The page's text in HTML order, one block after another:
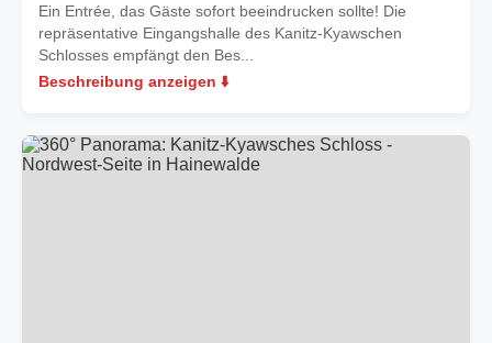
Ein Entrée, das Gäste sofort beeindrucken sollte! Die
repräsentative Eingangshalle des Kanitz-Kyawschen
Schlosses empfängt den Bes...
Beschreibung anzeigen ⬇️